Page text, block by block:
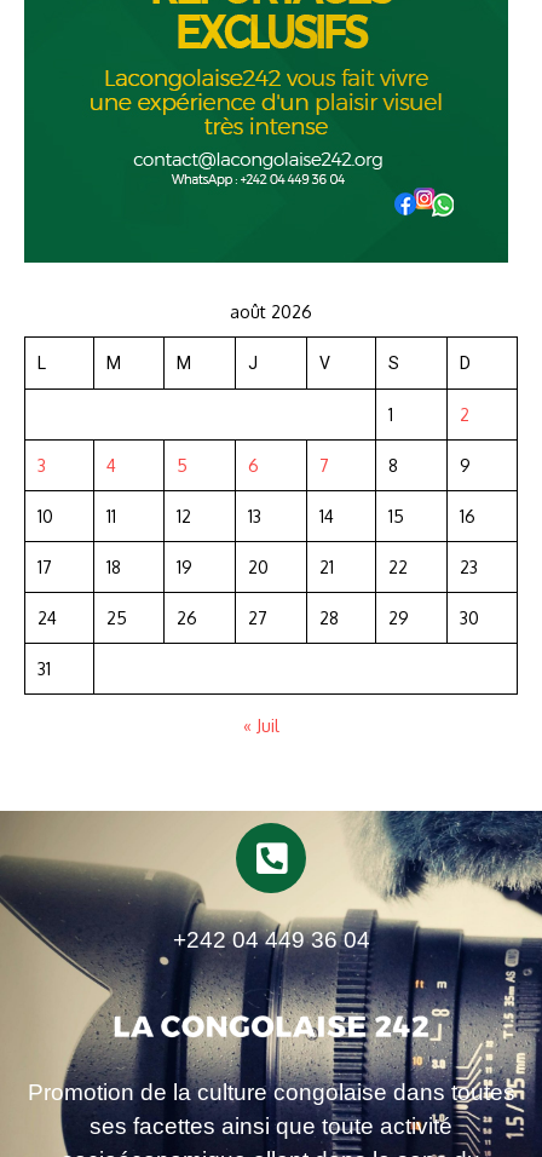
août 2026
L M M J V S D
1 2
3 4 5 6 7 8 9
10 11 12 13 14 15 16
17 18 19 20 21 22 23
24 25 26 27 28 29 30
31
« Juil
+242 04 449 36 04
Promotion de la culture congolaise dans toutes
ses facettes ainsi que toute activité